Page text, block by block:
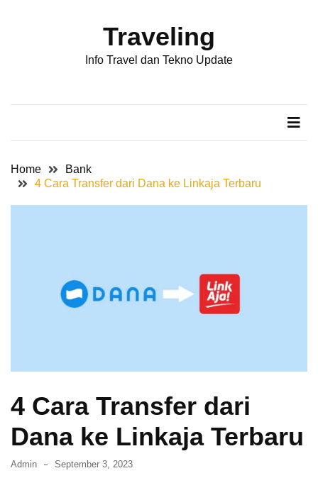
Kode
Bank
Rumah
Cara
Mendapatkan
Traveling
Info Travel dan Tekno Update
Home
Bank
4 Cara Transfer dari Dana ke Linkaja Terbaru
4 Cara Transfer dari
Dana ke Linkaja Terbaru
Admin September 3, 2023